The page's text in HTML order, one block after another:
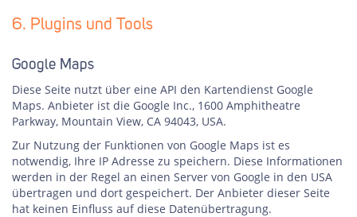
6. Plugins und Tools
Google Maps
Diese Seite nutzt über eine API den Kartendienst Google
Maps. Anbieter ist die Google Inc., 1600 Amphitheatre
Parkway, Mountain View, CA 94043, USA.
Zur Nutzung der Funktionen von Google Maps ist es
notwendig, Ihre IP Adresse zu speichern. Diese Informationen
werden in der Regel an einen Server von Google in den USA
übertragen und dort gespeichert. Der Anbieter dieser Seite
hat keinen Einfluss auf diese Datenübertragung.